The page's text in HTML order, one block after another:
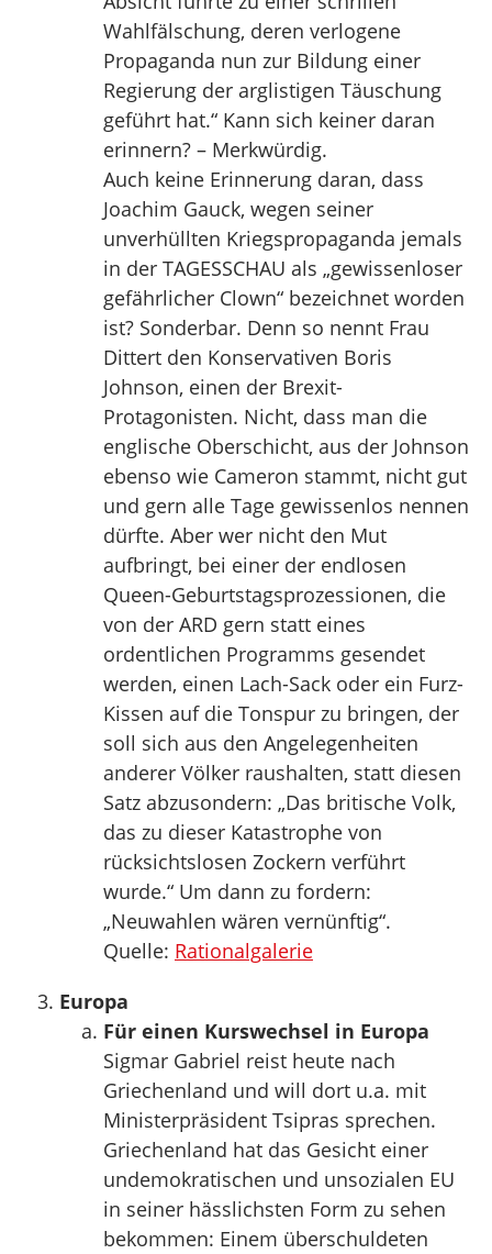
Wahlfälschung, deren verlogene
Propaganda nun zur Bildung einer
Regierung der arglistigen Täuschung
geführt hat.“ Kann sich keiner daran
erinnern? – Merkwürdig.
Auch keine Erinnerung daran, dass
Joachim Gauck, wegen seiner
unverhüllten Kriegspropaganda jemals
in der TAGESSCHAU als „gewissenloser
gefährlicher Clown“ bezeichnet worden
ist? Sonderbar. Denn so nennt Frau
Dittert den Konservativen Boris
Johnson, einen der Brexit-
Protagonisten. Nicht, dass man die
englische Oberschicht, aus der Johnson
ebenso wie Cameron stammt, nicht gut
und gern alle Tage gewissenlos nennen
dürfte. Aber wer nicht den Mut
aufbringt, bei einer der endlosen
Queen-Geburtstagsprozessionen, die
von der ARD gern statt eines
ordentlichen Programms gesendet
werden, einen Lach-Sack oder ein Furz-
Kissen auf die Tonspur zu bringen, der
soll sich aus den Angelegenheiten
anderer Völker raushalten, statt diesen
Satz abzusondern: „Das britische Volk,
das zu dieser Katastrophe von
rücksichtslosen Zockern verführt
wurde.“ Um dann zu fordern:
„Neuwahlen wären vernünftig“.
Quelle: Rationalgalerie
Europa
Für einen Kurswechsel in Europa
Sigmar Gabriel reist heute nach
Griechenland und will dort u.a. mit
Ministerpräsident Tsipras sprechen.
Griechenland hat das Gesicht einer
undemokratischen und unsozialen EU
in seiner hässlichsten Form zu sehen
bekommen: Einem überschuldeten